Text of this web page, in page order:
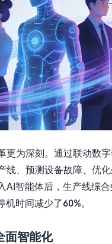
更为深刻。通过联动数字
线、预测设备故障、优化
AI智能体后，生产线综
时间减少了60%。
面智能化